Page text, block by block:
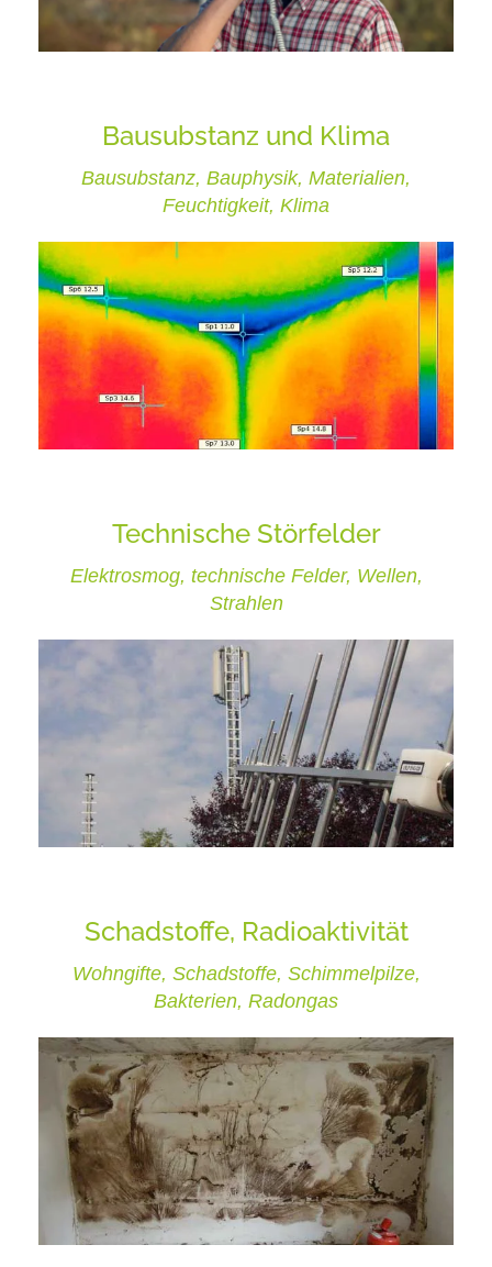
Bausubstanz und Klima
Bausubstanz, Bauphysik, Materialien,
Feuchtigkeit, Klima
Technische Störfelder
Elektrosmog, technische Felder, Wellen,
Strahlen
Schadstoffe, Radioaktivität
Wohngifte, Schadstoffe, Schimmelpilze,
Bakterien, Radongas